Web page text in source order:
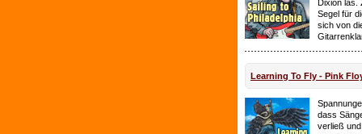
Dixion las.
Segel für
sich von
Learning To Fly - Pink
dass
verließ